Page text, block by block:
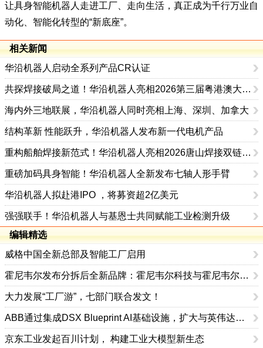
让具身智能机器人走进工厂、走向生活，真正成为千行万业自
动化、智能化转型的“新底座”。
相关新闻
华沿机器人启动全系列产品CR认证
共探焊接破局之道！华沿机器人亮相2026第三届粤港澳大湾区焊接创新发展论坛
海内外三地联展，华沿机器人同时亮相上海、深圳、加拿大
结构革新 性能跃升，华沿机器人发布新一代电机产品
重构船舶焊接新范式！华沿机器人亮相2026唐山焊接双链论坛
重磅加码具身智能！华沿机器人全新发布七轴人形手臂
华沿机器人拟赴港IPO ，将募资超2亿美元
强强联手！华沿机器人与基恩士共同赋能工业检测升级
编辑精选
威格中国全新总部及智能工厂启用
霍尼韦尔发布分拆后全新品牌：霍尼韦尔科技与霍尼韦尔航空航天
大力发展“工厂游”，七部门联合发文！
ABB通过集成DSX Blueprint AI基础设施，扩大与英伟达的合作
京东工业发起百川计划， 构建工业大模型新生态